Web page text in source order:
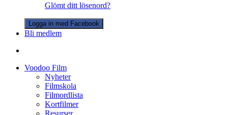
Glömt ditt lösenord?
Logga in med Facebook
Bli medlem
Voodoo Film
Nyheter
Filmskola
Filmordlista
Kortfilmer
Resurser